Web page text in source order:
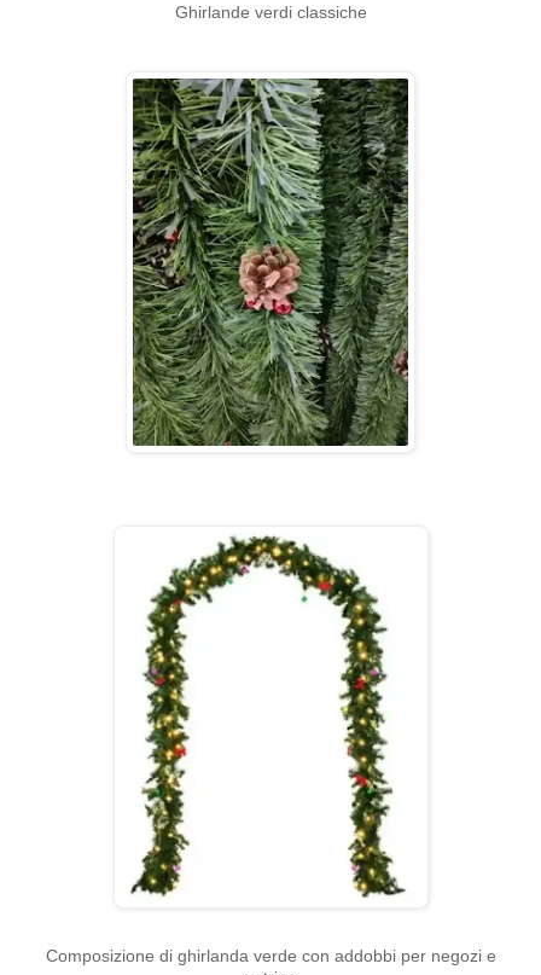
Ghirlande verdi classiche
Composizione di ghirlanda verde con addobbi per negozi e